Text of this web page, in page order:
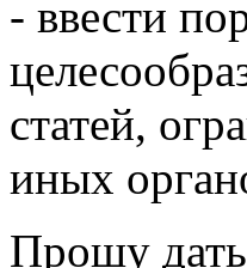
- ввести
статей,
иных
Прошу дать